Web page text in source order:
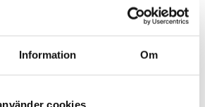
Information Om
cookies
OM PRODUKTEN
Specifikationer Nerladdning: